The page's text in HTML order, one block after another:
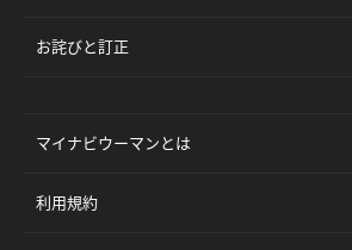
お詫びと訂正
マイナビウーマンとは
利用規約